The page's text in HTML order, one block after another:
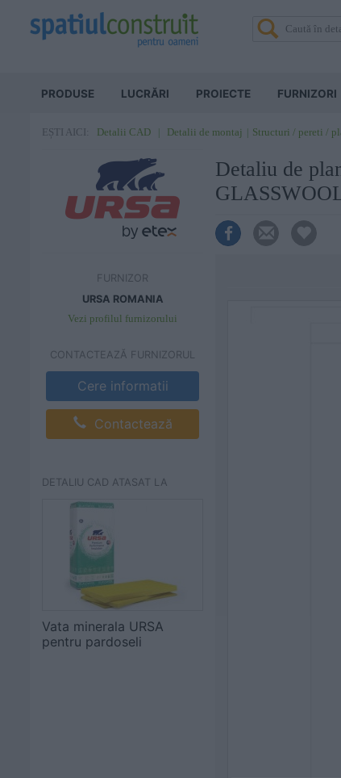
PRODUSE LUCRĂRI PROIECTE FURNIZORI
EȘTI AICI: Detalii CAD Detalii de montaj Structuri / pereti /
FURNIZOR
URSA ROMANIA
Vezi profilul furnizorului
CONTACTEAZĂ FURNIZORUL
Cere informatii
Contactează
DETALIU CAD ATASAT LA
Vata minerala URSA
pentru pardoseli
Detaliu de